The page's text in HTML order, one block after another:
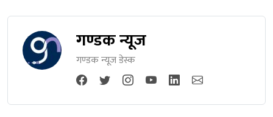
गण्डक न्यूज
गण्डक न्यूज डेस्क